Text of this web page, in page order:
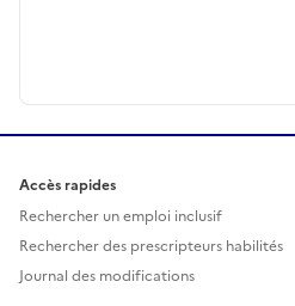
Accès rapides
Rechercher un emploi inclusif
Rechercher des prescripteurs habilités
Journal des modifications